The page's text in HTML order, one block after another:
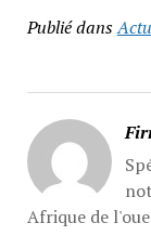
Publié dans
Afrique de